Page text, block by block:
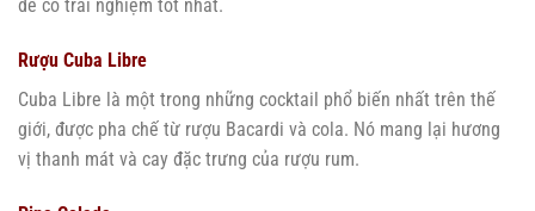
để có trải nghiệm tốt nhất.
Rượu Cuba Libre
Cuba Libre là một trong những cocktail phổ biến nhất trên thế
giới, được pha chế từ rượu Bacardi và cola. Nó mang lại hương
vị thanh mát và cay đặc trưng của rượu rum.